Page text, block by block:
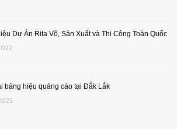
Dự Án Rita Võ, Sản Xuất và Thi Công Toàn Quốc
bảng hiệu quảng cáo tại Đắk Lắk